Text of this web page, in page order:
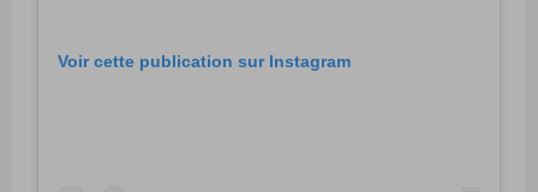
Voir cette publication sur Instagram